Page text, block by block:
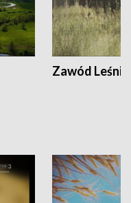
Zawód Leśnik